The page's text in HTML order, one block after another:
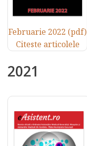
Februarie 2022 (pdf)
Citeste articolele
2021